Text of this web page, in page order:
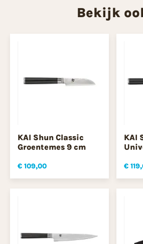
Bekijk
KAI Shun Classic
Groentemes 9 cm
€ 109,00
KAI
€